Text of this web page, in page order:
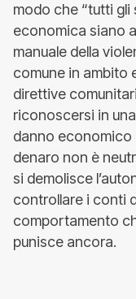
modo che “tutti
economica siano
manuale della
comune in ambito
direttive
riconoscersi in
danno economico
denaro non è
si demolisce
controllare i conti
comportamento
punisce ancora.